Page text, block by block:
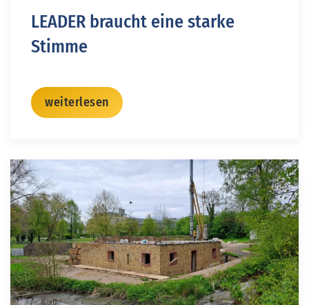
LEADER braucht eine starke
Stimme
weiterlesen